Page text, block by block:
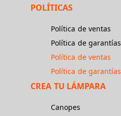
POLÍTICAS
Política de ventas
Política de garantías
Política de ventas
Política de garantías
CREA TU LÁMPARA
Canopes